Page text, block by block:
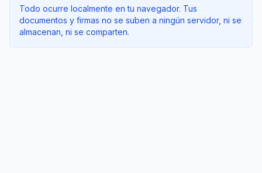
Todo ocurre localmente en tu navegador. Tus
documentos y firmas no se suben a ningún servidor, ni se
almacenan, ni se comparten.